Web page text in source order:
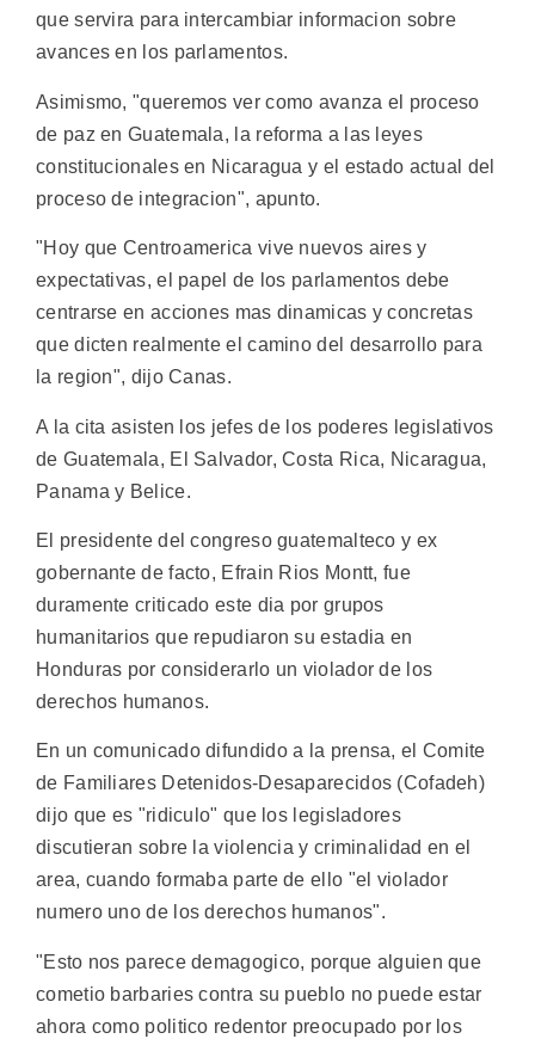
que servira para intercambiar informacion sobre
avances en los parlamentos.
Asimismo, "queremos ver como avanza el proceso
de paz en Guatemala, la reforma a las leyes
constitucionales en Nicaragua y el estado actual del
proceso de integracion", apunto.
"Hoy que Centroamerica vive nuevos aires y
expectativas, el papel de los parlamentos debe
centrarse en acciones mas dinamicas y concretas
que dicten realmente el camino del desarrollo para
la region", dijo Canas.
A la cita asisten los jefes de los poderes legislativos
de Guatemala, El Salvador, Costa Rica, Nicaragua,
Panama y Belice.
El presidente del congreso guatemalteco y ex
gobernante de facto, Efrain Rios Montt, fue
duramente criticado este dia por grupos
humanitarios que repudiaron su estadia en
Honduras por considerarlo un violador de los
derechos humanos.
En un comunicado difundido a la prensa, el Comite
de Familiares Detenidos-Desaparecidos (Cofadeh)
dijo que es "ridiculo" que los legisladores
discutieran sobre la violencia y criminalidad en el
area, cuando formaba parte de ello "el violador
numero uno de los derechos humanos".
"Esto nos parece demagogico, porque alguien que
cometio barbaries contra su pueblo no puede estar
ahora como politico redentor preocupado por los